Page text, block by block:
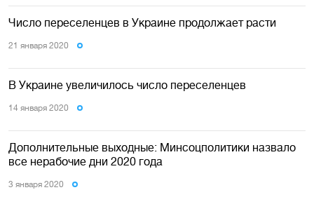
Число переселенцев в Украине продолжает расти
21 января 2020
В Украине увеличилось число переселенцев
14 января 2020
Дополнительные выходные: Минсоцполитики назвало
все нерабочие дни 2020 года
3 января 2020